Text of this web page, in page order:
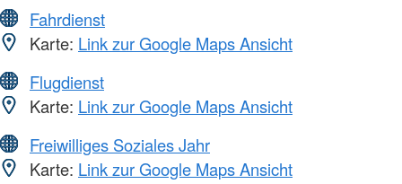
Fahrdienst
Karte: Link zur Google Maps Ansicht
Flugdienst
Karte: Link zur Google Maps Ansicht
Freiwilliges Soziales Jahr
Karte: Link zur Google Maps Ansicht